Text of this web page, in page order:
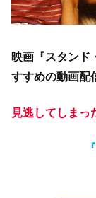
映画『スタンド
すすめの動画配
見逃してしまっ